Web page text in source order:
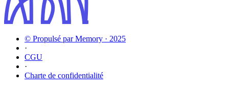
© Propulsé par Memory · 2025
·
CGU
·
Charte de confidentialité